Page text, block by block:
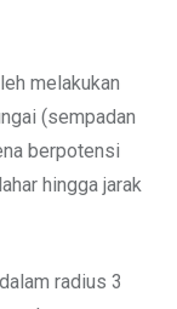
melakukan
(sempadan
berpotensi
hingga jarak
radius 3